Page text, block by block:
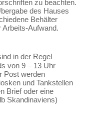
zu beachten.
des Hauses
Behälter
Aufwand.
in der Regel
von 9 – 13 Uhr
Post werden
und Tankstellen
Brief oder eine
Skandinaviens)